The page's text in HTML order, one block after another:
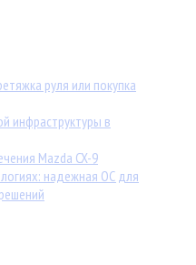
руля или покупка
инфраструктуры в
Mazda CX-9
надежная ОС для